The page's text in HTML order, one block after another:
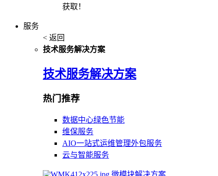
获取！
服务
< 返回
技术服务解决方案
技术服务解决方案
热门推荐
数据中心绿色节能
维保服务
AIO一站式运维管理外包服务
云与智能服务
微模块解决方案